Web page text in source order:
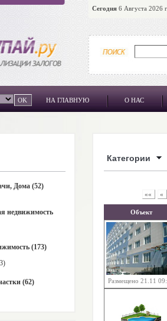
Сегодня 6 Августа 2026
НА ГЛАВНУЮ О НАС
Дома (52)
недвижимость
(173)
(62)
Категории
«« «
Объект
Размещено 21.11